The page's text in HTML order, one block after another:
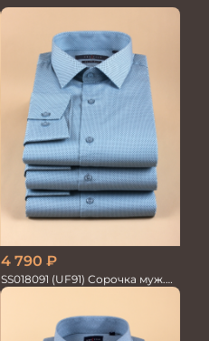
4 790 ₽
SS018091 (UF91) Сорочка муж.
GROSTYLE PRIME